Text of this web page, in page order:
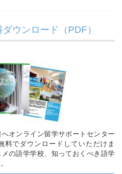
ウンロード（PDF）
オンライン留学サポートセンター
料でダウンロードしていただけま
の語学学校、知っておくべき語学